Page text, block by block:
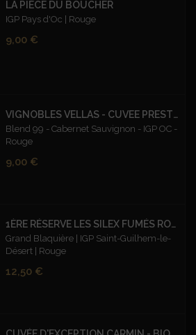
LA PIÈCE DU BOUCHER
IGP Pays d'Oc | Rouge
Prix
9,00 €
VIGNOBLES VELLAS - CUVEE PRESTIGE BLEND 99 CABERNET SAUVIGNON – ROUGE
Blend 99 - Cabernet Sauvignon - IGP OC -
Rouge
Prix
9,00 €
1ÈRE RÉSERVE LES SILEX FUMÉS ROUGE
Grand Blaquière | IGP Saint-Guilhem-le-
Désert | Rouge
Prix
12,50 €